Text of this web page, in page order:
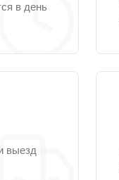
в день
выезд